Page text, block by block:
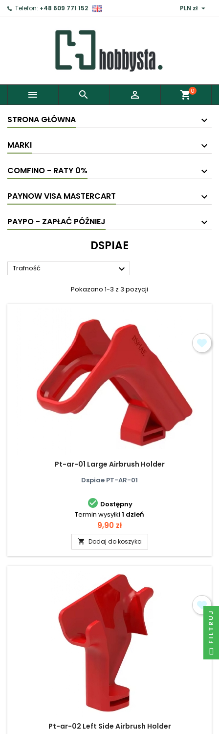
Telefon: +48 609 771 152 PLN zł 
   shopping_cart0
STRONA GŁÓWNA
MARKI
COMFINO - RATY 0%
PAYNOW VISA MASTERCART
PAYPO - ZAPŁAĆ PÓŹNIEJ
DSPIAE
Trafność 
Pokazano 1-3 z 3 pozycji
Pt-ar-01 Large Airbrush Holder
Dspiae PT-AR-01
 Dostępny
Termin wysyłki 1 dzień
Cena
9,90 zł
 Dodaj do koszyka
Pt-ar-02 Left Side Airbrush Holder
Zaloguj ×
Aby zapisać produkty do Schowka, musisz się
Anuluj Zaloguj
FILTRUJ